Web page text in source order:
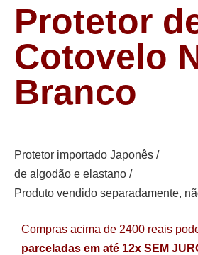
Protetor
Cotovelo
Branco
Protetor importado Japonês /
de algodão e elastano /
Produto vendido separadamente,
Compras acima de 2400 reais
parceladas em até 12x SEM